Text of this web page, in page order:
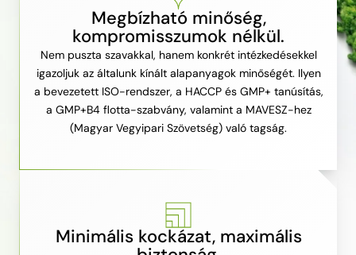
Megbízható minőség,
kompromisszumok nélkül.
Nem puszta szavakkal, hanem konkrét intézkedésekkel
igazoljuk az általunk kínált alapanyagok minőségét. Ilyen
a bevezetett ISO-rendszer, a HACCP és GMP+ tanúsítás,
a GMP+B4 flotta-szabvány, valamint a MAVESZ-hez
(Magyar Vegyipari Szövetség) való tagság.
Minimális kockázat, maximális